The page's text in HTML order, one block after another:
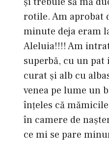
rotile. Am aprobat
minute deja eram
Aleluia!!!! Am
superbă, cu un
curat şi alb cu
venea pe lume un
înţeles că
în camere de
ce mi se pare